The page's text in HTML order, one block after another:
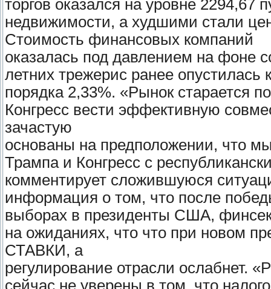
торгов оказался на уровне 2294,67
недвижимости, а худшими стали
Стоимость финансовых компаний
оказалась под давлением на фоне
летних трежерис ранее
порядка 2,33%. «Рынок старается
Конгресс вести эффективную
зачастую
основаны на предположении, что
Трампа и Конгресс с
комментирует сложившуюся
информация о том, что после
выборах в президенты США,
на ожиданиях, что что при новом
СТАВКИ, а
регулирование отрасли ослабнет.
сейчас не уверены в том, что